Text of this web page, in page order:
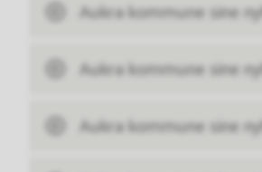
Aukra kommune sine
Aukra kommune sine
Aukra kommune sine